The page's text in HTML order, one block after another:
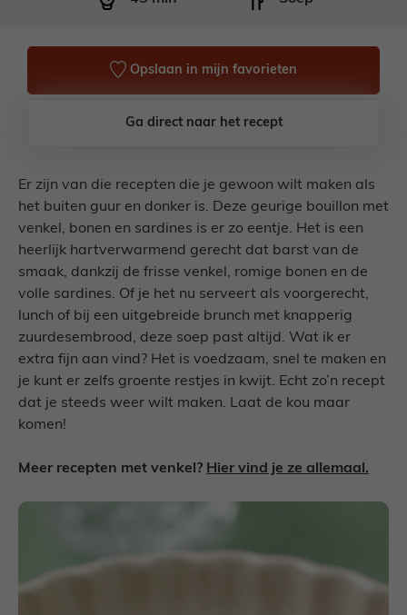
Opslaan in mijn favorieten
Ga direct naar het recept
Er zijn van die recepten die je gewoon wilt maken als
het buiten guur en donker is. Deze geurige bouillon met
venkel, bonen en sardines is er zo eentje. Het is een
heerlijk hartverwarmend gerecht dat barst van de
smaak, dankzij de frisse venkel, romige bonen en de
volle sardines. Of je het nu serveert als voorgerecht,
lunch of bij een uitgebreide brunch met knapperig
zuurdesembrood, deze soep past altijd. Wat ik er
extra fijn aan vind? Het is voedzaam, snel te maken en
je kunt er zelfs groente restjes in kwijt. Echt zo’n recept
dat je steeds weer wilt maken. Laat de kou maar
komen!
Meer recepten met venkel? Hier vind je ze allemaal.